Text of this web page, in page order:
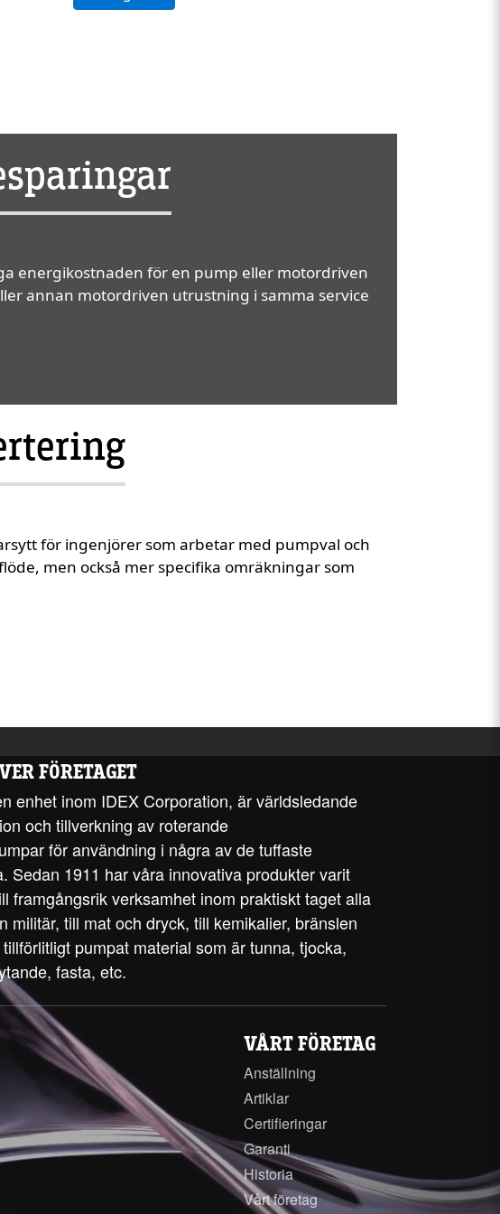
energikostnaden för en pump eller motordriven
annan motordriven utrustning i samma service
för ingenjörer som arbetar med pumpval och
men också mer specifika omräkningar som
FÖRETAGET
enhet inom IDEX Corporation, är världsledande
och tillverkning av roterande
för användning i några av de tuffaste
Sedan 1911 har våra innovativa produkter varit
framgångsrik verksamhet inom praktiskt taget alla
militär, till mat och dryck, till kemikalier, bränslen
pumpat material som är tunna, tjocka,
fasta, etc.
VÅRT FÖRETAG
Anställning
Artiklar
Certifieringar
Garanti
Historia
Vårt företag